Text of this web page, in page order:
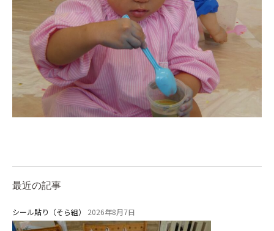
最近の記事
シール貼り（そら組） 2026年8月7日
給⾷
課外教室
理事長のことば
教育と保育
美⽊多幼稚園の理想
預かり保育［ヒラソル ]
美⽊多チコス